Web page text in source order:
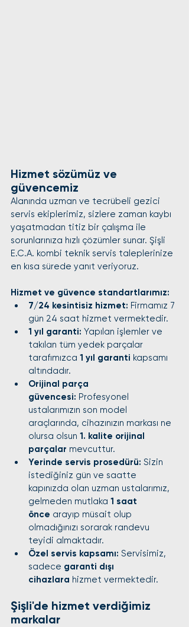
Hizmet sözümüz ve
güvencemiz
Alanında uzman ve tecrübeli gezici
servis ekiplerimiz, sizlere zaman kaybı
yaşatmadan titiz bir çalışma ile
sorunlarınıza hızlı çözümler sunar. Şişli
E.C.A. kombi teknik servis taleplerinize
en kısa sürede yanıt veriyoruz.
Hizmet ve güvence standartlarımız:
7/24 kesintisiz hizmet: Firmamız 7
gün 24 saat hizmet vermektedir.
1 yıl garanti: Yapılan işlemler ve
takılan tüm yedek parçalar
tarafımızca 1 yıl garanti kapsamı
altındadır.
Orijinal parça
güvencesi: Profesyonel
ustalarımızın son model
araçlarında, cihazınızın markası ne
olursa olsun 1. kalite orijinal
parçalar mevcuttur.
Yerinde servis prosedürü: Sizin
istediğiniz gün ve saatte
kapınızda olan uzman ustalarımız,
gelmeden mutlaka 1 saat
önce arayıp müsait olup
olmadığınızı sorarak randevu
teyidi almaktadır.
Özel servis kapsamı: Servisimiz,
sadece garanti dışı
cihazlara hizmet vermektedir.
Şişli'de hizmet verdiğimiz
markalar